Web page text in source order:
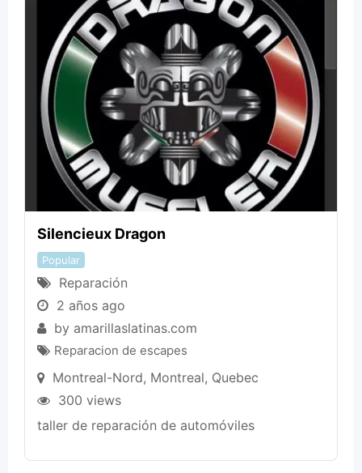
Silencieux Dragon
Popular
Reparación
2 años ago
by amarillaslatinas.com
Reparacion de escapes
Montreal-Nord, Montreal, Quebec
300 views
taller de reparación de automóviles